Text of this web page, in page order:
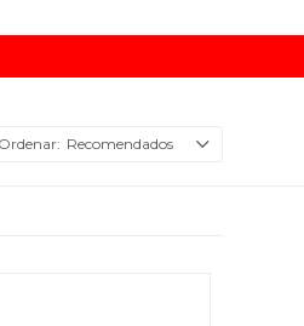
Recomendados